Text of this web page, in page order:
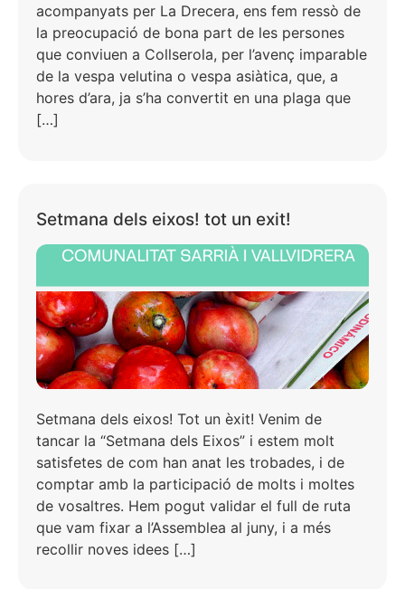
acompanyats per La Drecera, ens fem ressò de
la preocupació de bona part de les persones
que conviuen a Collserola, per l’avenç imparable
de la vespa velutina o vespa asiàtica, que, a
hores d’ara, ja s’ha convertit en una plaga que
[…]
Setmana dels eixos! tot un exit!
Setmana dels eixos! Tot un èxit! Venim de
tancar la “Setmana dels Eixos” i estem molt
satisfetes de com han anat les trobades, i de
comptar amb la participació de molts i moltes
de vosaltres. Hem pogut validar el full de ruta
que vam fixar a l’Assemblea al juny, i a més
recollir noves idees […]